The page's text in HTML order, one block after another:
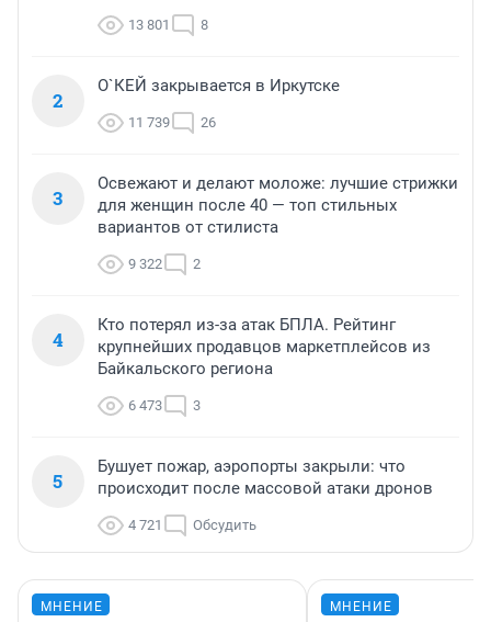
13 801 8
2
О`КЕЙ закрывается в Иркутске
11 739 26
3
Освежают и делают моложе: лучшие стрижки
для женщин после 40 — топ стильных
вариантов от стилиста
9 322 2
4
Кто потерял из-за атак БПЛА. Рейтинг
крупнейших продавцов маркетплейсов из
Байкальского региона
6 473 3
5
Бушует пожар, аэропорты закрыли: что
происходит после массовой атаки дронов
4 721 Обсудить
МНЕНИЕ МНЕНИЕ